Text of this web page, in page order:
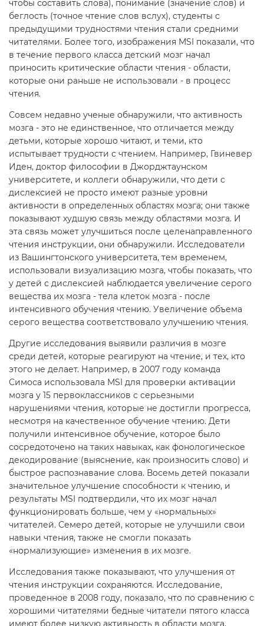
чтобы составить слова), понимание (значение слов) и
беглость (точное чтение слов вслух), студенты с
предыдущими трудностями чтения стали средними
читателями. Более того, изображения MSI показали, что
в течение первого класса детский мозг начал
приносить критические области чтения - области,
которые они раньше не использовали - в процесс
чтения.
Совсем недавно ученые обнаружили, что активность
мозга - это не единственное, что отличается между
детьми, которые хорошо читают, и теми, кто
испытывает трудности с чтением. Например, Гвиневер
Иден, доктор философии в Джорджтаунском
университете, и коллеги обнаружили, что дети с
дислексией не просто имеют разные уровни
активности в определенных областях мозга; они также
показывают худшую связь между областями мозга. И
эта связь может улучшиться после целенаправленного
чтения инструкции, они обнаружили. Исследователи
из Вашингтонского университета, тем временем,
использовали визуализацию мозга, чтобы показать, что
у детей с дислексией наблюдается увеличение серого
вещества их мозга - тела клеток мозга - после
интенсивного обучения чтению. Увеличение объема
серого вещества соответствовало улучшению чтения.
Другие исследования выявили различия в мозге
среди детей, которые реагируют на чтение, и тех, кто
этого не делает. Например, в 2007 году команда
Симоса использовала MSI для проверки активации
мозга у 15 первоклассников с серьезными
нарушениями чтения, которые не достигли прогресса,
несмотря на качественное обучение чтению. Дети
получили интенсивное обучение, которое было
сосредоточено на таких навыках, как фонологическое
декодирование (выяснение, как произносить слово) и
быстрое распознавание слова. Восемь детей показали
значительное улучшение способности к чтению, и
результаты MSI подтвердили, что их мозг начал
функционировать больше, чем у «нормальных»
читателей. Семеро детей, которые не улучшили свои
навыки чтения, также не смогли показать
«нормализующие» изменения в их мозге.
Исследования также показывают, что улучшения от
чтения инструкции сохраняются. Исследование,
проведенное в 2008 году, показало, что по сравнению с
хорошими читателями бедные читатели пятого класса
имеют более низкую активность в области мозга,